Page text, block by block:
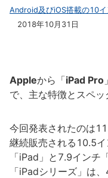
Android及びiOS搭載の10イ
2018年10月31日
Appleから「iPad Pro
で、主な特徴とスペッ
今回発表されたのは
継続販売される10.5
「iPad」と7.9イン
「iPadシリーズ」は